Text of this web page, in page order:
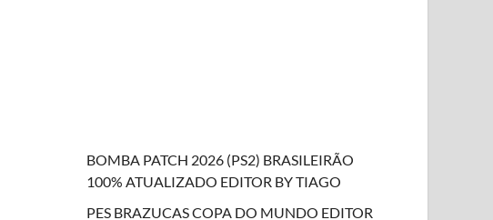
BOMBA PATCH 2026 (PS2) BRASILEIRÃO
100% ATUALIZADO EDITOR BY TIAGO
PES BRAZUCAS COPA DO MUNDO EDITOR